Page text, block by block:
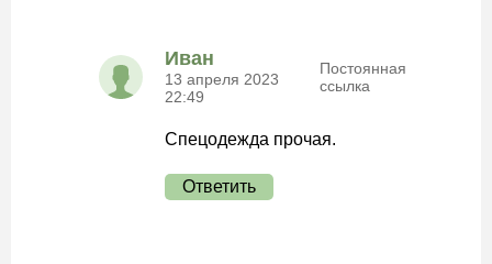
Иван
13 апреля 2023
22:49
Постоянная
ссылка
Спецодежда прочая.
Ответить